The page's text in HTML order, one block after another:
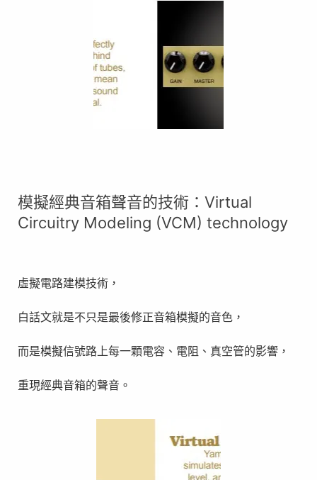
模擬經典音箱聲音的技術：Virtual
Circuitry Modeling (VCM) technology
虛擬電路建模技術，
白話文就是不只是最後修正音箱模擬的音色，
而是模擬信號路上每一顆電容、電阻、真空管的影響，
重現經典音箱的聲音。